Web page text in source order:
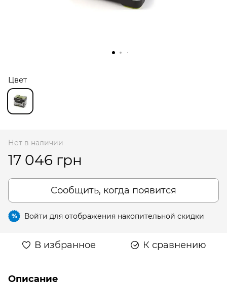
Цвет
Нет в наличии
17 046 грн
Сообщить, когда появится
% Войти для отображения накопительной скидки
В избранное К сравнению
Описание